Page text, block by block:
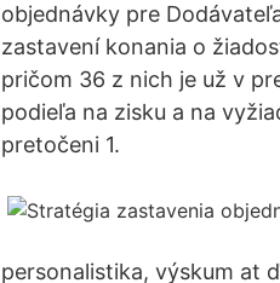
objednávky pre
zastavení konania o
pričom 36 z nich je už v
podieľa na zisku a na
pretočeni 1.
personalistika, výskum at